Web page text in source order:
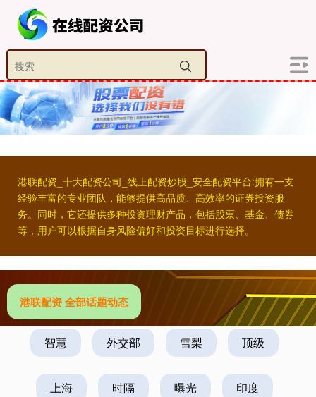
港联配资_十大配资公司_线上配资炒股_安全配资平台:拥有一支
经验丰富的专业团队，能够提供高品质、高效率的证券投资服
务。同时，它还提供多种投资理财产品，包括股票、基金、债券
等，用户可以根据自身风险偏好和投资目标进行选择。
港联配资 全部话题动态
智慧 外交部 雪梨 顶级
上海 时隔 曝光 印度